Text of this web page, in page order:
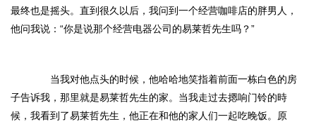
最终也是摇头。直到很久以后，我问到一个经营咖啡店的胖男人，
他问我说：“你是说那个经营电器公司的易莱哲先生吗？”
当我对他点头的时候，他哈哈地笑指着前面一栋白色的房
子告诉我，那里就是易莱哲先生的家。当我走过去摁响门铃的時
候，我看到了易莱哲先生，他正在和他的家人们一起吃晚饭。原